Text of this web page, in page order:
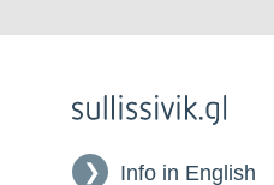
Info in English